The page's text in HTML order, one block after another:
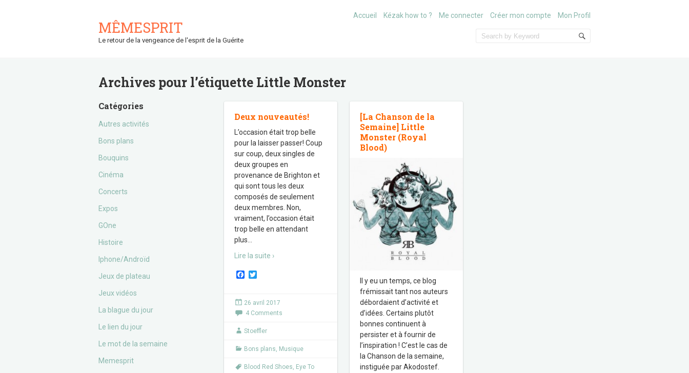
MÊMESPRIT
Le retour de la vengeance de l'esprit de la Guérite
Accueil Kézak how to ? Me connecter Créer mon compte Mon Profil
Archives pour l’étiquette Little Monster
Catégories
Autres activités
Bons plans
Bouquins
Cinéma
Concerts
Expos
GOne
Histoire
Iphone/Androïd
Jeux de plateau
Jeux vidéos
La blague du jour
Le lien du jour
Le mot de la semaine
Memesprit
Deux nouveautés!
L’occasion était trop belle
pour la laisser passer! Coup
sur coup, deux singles de
deux groupes en
provenance de Brighton et
qui sont tous les deux
composés de seulement
deux membres. Non,
vraiment, l’occasion était
trop belle en attendant
plus
Lire la suite ›
F
e
b
o
k
t
e
26 avril 2017
4 Comments
Stoeffler
Bons plans, Musique
Blood Red Shoes, Eye To
[La Chanson de la
Semaine] Little
Monster (Royal
Blood)
Il y eu un temps, ce blog
frémissait tant nos auteurs
débordaient d’activité et
d’idées. Certains plutôt
bonnes continuent à
persister et à fournir de
l’inspiration ! C’est le cas de
la Chanson de la semaine,
instiguée par Akodostef.